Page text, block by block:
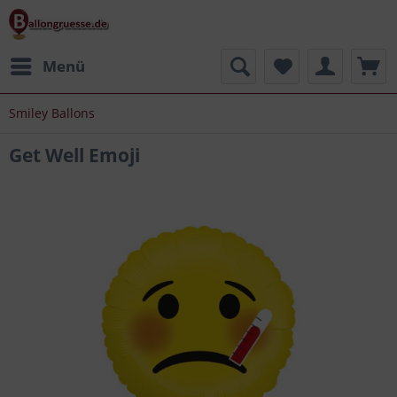
Menü
Smiley Ballons
Get Well Emoji